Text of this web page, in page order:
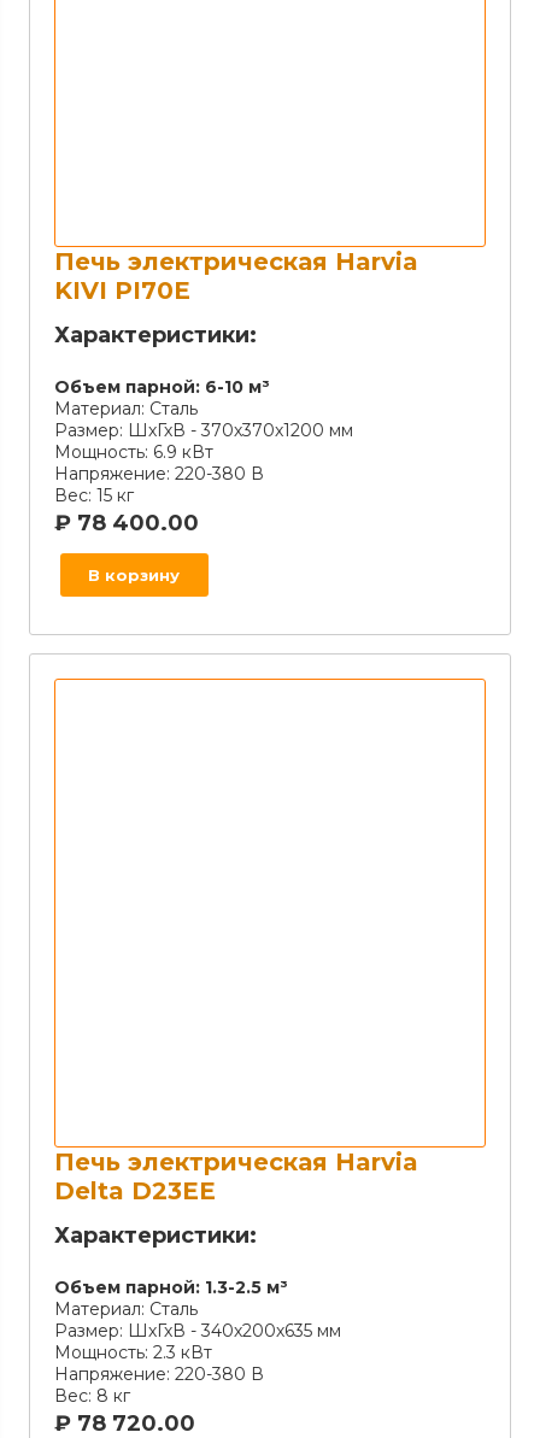
Печь электрическая Harvia
KIVI PI70Е
Характеристики:
Объем парной: 6-10 м³
Материал: Сталь
Размер: ШхГхВ - 370х370х1200 мм
Мощность: 6.9 кВт
Напряжение: 220-380 В
Вес: 15 кг
₽ 78 400.00
В корзину
Печь электрическая Harvia
Delta D23EE
Характеристики:
Объем парной: 1.3-2.5 м³
Материал: Сталь
Размер: ШхГхВ - 340х200х635 мм
Мощность: 2.3 кВт
Напряжение: 220-380 В
Вес: 8 кг
₽ 78 720.00